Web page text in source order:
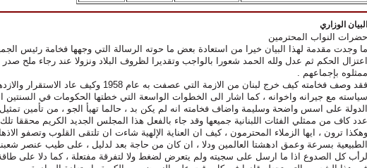
البيان الوزاري
حضرات النواب المحترمين
ما وجدت مقدمة لهذا البيان خيرا من استعادة بعض ما حوته الرسالة التي وجهها فخامة رئيس
اعتزال الحكم ثم عدل ولله الحمد شعورا بالواجب وتقديرا لظروف البلاد ونزولا عند رجاء ملح
ممثلوه بإجماعهم .
فقد وصف فخامته كيف خرج لبنان من الازمة التي عصفت به
سياسته مع جيرانه واخوانه ، كما اشار الى الخطوات الواسعة التي خطتها الحكومات في السنتين
الدولة على اسس واضحة وسليمة واضاف فخامته انه لم يكن بد ، حالما تهيأ الجو ، من تأمين
عدد كاف من ممثلي الفئات اللبنانية جميعها وقد جاء بالفعل هذا المجلس الجديد الكريم محققا تلك
وهكذا ترون ، ايها الزملاء المحترمون ، كيف ان العناية الإلهية شاءت ان تلتقى القلوب وتصفو
الطبيعية بسرعة وعمق ادهشتا العالمين ودلا ، ان كان من حاجة بعد لدليل ، على طيب عنصر
لرأب كل الصدوع اذا ما ارسل على سجيته ولم يتعرض لضغط ولا لتفرقة مفتعلة ، كما دلا على طاقة